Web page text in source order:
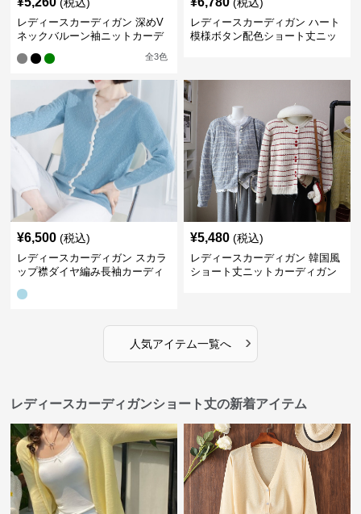
レディースカーディガン 深めV
ネックバルーン袖ニットカーデ
全3色
レディースカーディガン ハート
模様ボタン配色ショート丈ニッ
¥6,500 (税込)
レディースカーディガン スカラ
ップ襟ダイヤ編み長袖カーディ
¥5,480 (税込)
レディースカーディガン 韓国風
ショート丈ニットカーディガン
人気アイテム一覧へ ›
レディースカーディガンショート丈の新着アイテム